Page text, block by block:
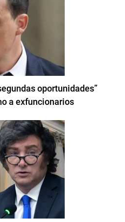
oportunidades”
a exfuncionarios